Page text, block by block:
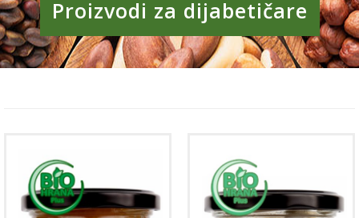
Proizvodi za dijabetičare